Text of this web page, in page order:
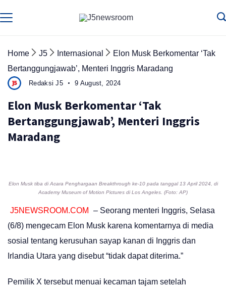
to
Home J5 Internasional
Elon Musk Berkomentar ‘Tak
Bertanggungjawab’, Menteri Inggris Maradang
Redaksi J5 9 August, 2024
Elon Musk Berkomentar ‘Tak
Bertanggungjawab’, Menteri Inggris
Maradang
Elon Musk tiba di Acara Penghargaan Breakthrough ke-10 pada tanggal 13 April 2024, di
Academy Museum of Motion Pictures di Los Angeles. (Foto: AP)
J5NEWSROOM.COM
– Seorang menteri Inggris, Selasa
(6/8) mengecam Elon Musk karena komentarnya di media
sosial tentang kerusuhan sayap kanan di Inggris dan
Irlandia Utara yang disebut “tidak dapat diterima.”
Pemilik X tersebut menuai kecaman tajam setelah